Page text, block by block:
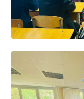
Работа педагога-
Студенческий
МЕТОДИЧЕСКАЯ